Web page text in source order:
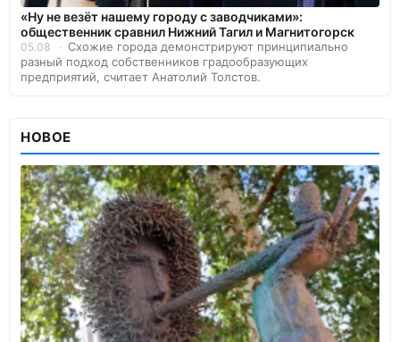
«Ну не везёт нашему городу с заводчиками»:
общественник сравнил Нижний Тагил и Магнитогорск
05.08
Схожие города демонстрируют принципиально
разный подход собственников градообразующих
предприятий, считает Анатолий Толстов.
НОВОЕ